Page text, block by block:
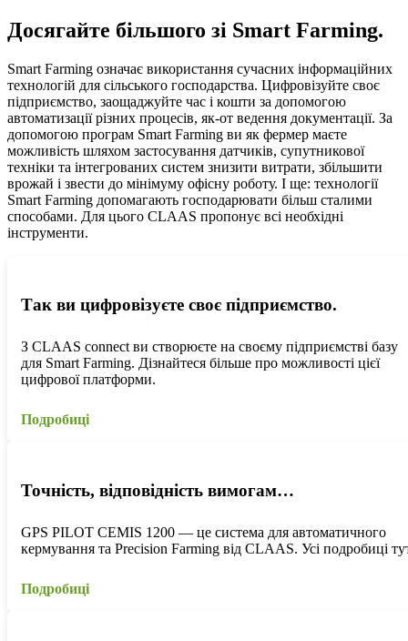
Досягайте більшого зі Smart Farming.
Smart Farming означає використання сучасних інформаційних
технологій для сільського господарства. Цифровізуйте своє
підприємство, заощаджуйте час і кошти за допомогою
автоматизації різних процесів, як-от ведення документації. За
допомогою програм Smart Farming ви як фермер маєте
можливість шляхом застосування датчиків, супутникової
техніки та інтегрованих систем знизити витрати, збільшити
врожай і звести до мінімуму офісну роботу. І ще: технології
Smart Farming допомагають господарювати більш сталими
способами. Для цього CLAAS пропонує всі необхідні
інструменти.
Так ви цифровізуєте своє підприємство.
З CLAAS connect ви створюєте на своєму підприємстві базу
для Smart Farming. Дізнайтеся більше про можливості цієї
цифрової платформи.
Подробиці
Точність, відповідність вимогам…
GPS PILOT CEMIS 1200 — це система для автоматичного
кермування та Precision Farming від CLAAS. Усі подробиці
Подробиці